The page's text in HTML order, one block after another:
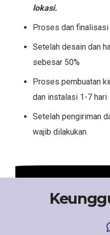
lokasi.
Proses dan finalisasi
Setelah desain dan
sebesar 50%
Proses pembuatan
dan instalasi 1-7 hari
Setelah pengiriman
wajib dilakukan